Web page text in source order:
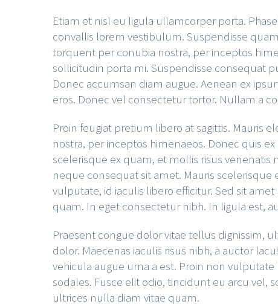
Etiam et nisl eu ligula ullamcorper porta.
convallis lorem vestibulum. Suspendisse
torquent per conubia nostra, per inceptos
sollicitudin porta mi. Suspendisse consequat
Donec accumsan diam augue. Aenean ex
eros. Donec vel consectetur tortor. Nullam a
Proin feugiat pretium libero at sagittis. Mauris
nostra, per inceptos himenaeos. Donec quis
scelerisque ex quam, et mollis risus
neque consequat sit amet. Mauris
vulputate, id iaculis libero efficitur. Sed sit
quam. In eget consectetur nibh. In ligula est,
Praesent congue dolor vitae tellus dignissim,
dolor. Maecenas iaculis risus nibh, a auctor
vehicula augue urna a est. Proin non
sodales. Fusce elit odio, tincidunt eu arcu vel,
ultrices nulla diam vitae quam.